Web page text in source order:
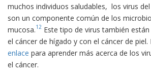
muchos individuos saludables, los virus
son un componente común de los
mucosa.12 Este tipo de virus también
el cáncer de hígado y con el cáncer de piel.
enlace para aprender más acerca de los
el cáncer.